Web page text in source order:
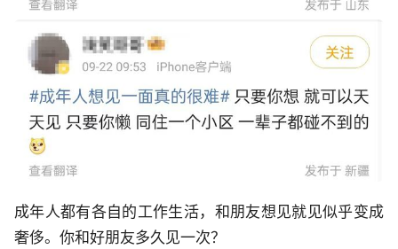
成年人都有各自的工作生活，和朋友想见就见似乎变成
奢侈。你和好朋友多久见一次？